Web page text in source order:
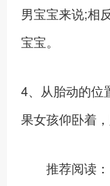
男宝宝来说;相
宝宝。
4、从胎动的位
果女孩仰卧着
推荐阅读：